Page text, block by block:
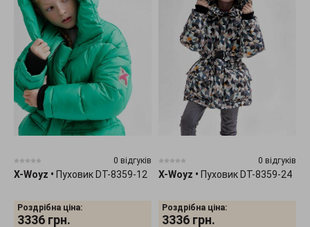
0 відгуків
X-Woyz • Пуховик DT-8359-12
Роздрібна ціна:
3336 грн.
0 відгуків
X-Woyz • Пуховик DT-8359-24
Роздрібна ціна:
3336 грн.